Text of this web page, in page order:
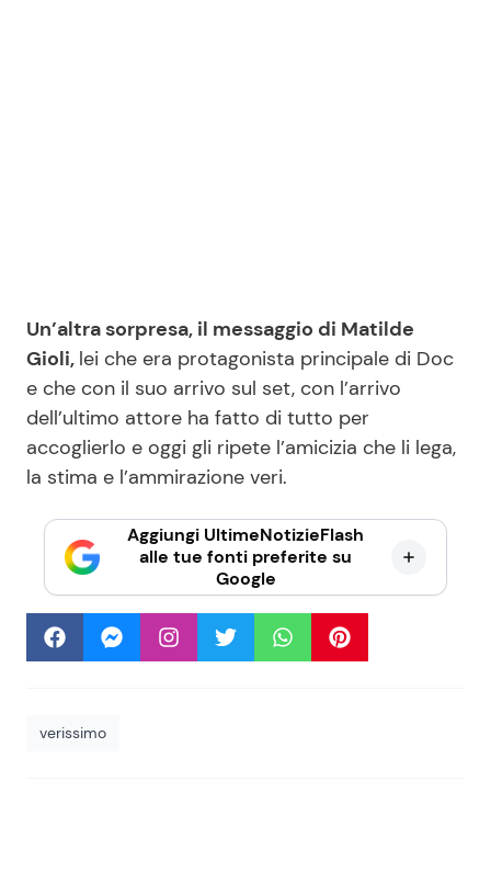
Un’altra sorpresa, il messaggio di Matilde
Gioli, lei che era protagonista principale di Doc
e che con il suo arrivo sul set, con l’arrivo
dell’ultimo attore ha fatto di tutto per
accoglierlo e oggi gli ripete l’amicizia che li lega,
la stima e l’ammirazione veri.
Aggiungi UltimeNotizieFlash
alle tue fonti preferite su
Google
verissimo